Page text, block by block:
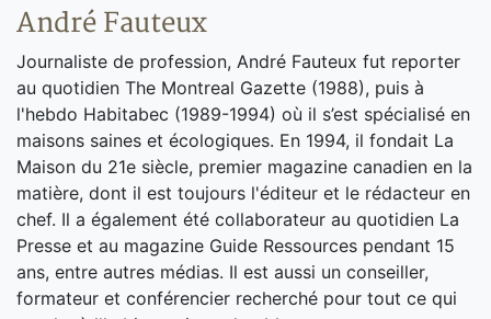
André Fauteux
Journaliste de profession, André Fauteux fut reporter
au quotidien The Montreal Gazette (1988), puis à
l'hebdo Habitabec (1989-1994) où il s’est spécialisé en
maisons saines et écologiques. En 1994, il fondait La
Maison du 21e siècle, premier magazine canadien en la
matière, dont il est toujours l'éditeur et le rédacteur en
chef. Il a également été collaborateur au quotidien La
Presse et au magazine Guide Ressources pendant 15
ans, entre autres médias. Il est aussi un conseiller,
formateur et conférencier recherché pour tout ce qui